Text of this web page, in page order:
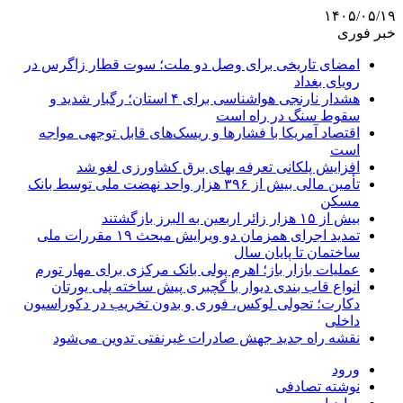
۱۴۰۵/۰۵/۱۹
خبر فوری
امضای تاریخی برای وصل دو ملت؛ سوت قطار زاگرس در
رویای بغداد
هشدار نارنجی هواشناسی برای ۴ استان؛ رگبار شدید و
سقوط سنگ در راه است
اقتصاد آمریکا با فشارها و ریسک‌های قابل توجهی مواجه
است
افزایش پلکانی تعرفه بهای برق کشاورزی لغو شد
تأمین مالی بیش از ۳۹۶ هزار واحد نهضت ملی توسط بانک
مسکن
بیش از ۱۵ هزار زائر اربعین به البرز بازگشتند
تمدید اجرای همزمان دو ویرایش مبحث ۱۹ مقررات ملی
ساختمان تا پایان سال
عملیات بازار باز؛ اهرم پولی بانک مرکزی برای مهار تورم
انواع قاب بندی دیوار با گچبری پیش ساخته پلی یورتان
دکارت؛ تحولی لوکس، فوری و بدون تخریب در دکوراسیون
داخلی
نقشه راه جدید جهش صادرات غیرنفتی تدوین می‌شود
ورود
نوشته تصادفی